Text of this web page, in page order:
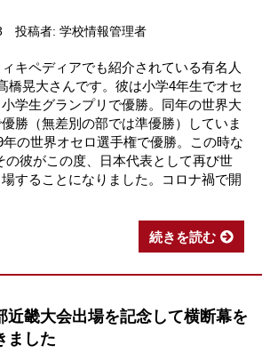
投稿者: 学校情報管理者
キペディアでも紹介されている有名人
橋晃大さんです。彼は小学4年生でオセ
学生グランプリで優勝。同年の世界大
勝（無差別の部では準優勝）していま
の世界オセロ選手権で優勝。この時な
の彼がこの度、日本代表として再び世
することになりました。コロナ禍で開
続きを読む
近畿大会出場を記念して横断幕を
ました